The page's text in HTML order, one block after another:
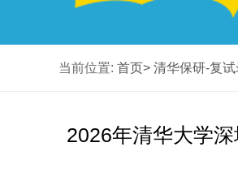
当前位置: 首页> 清华保研-复试
2026年清华大学